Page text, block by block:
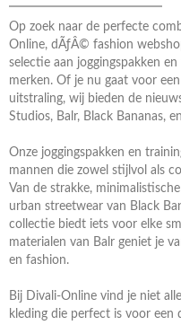
Op zoek naar de perfecte
Online, dÃƒÂ© fashion
selectie aan joggingspakken
merken. Of je nu gaat voor
uitstraling, wij bieden de
Studios, Balr, Black Bananas,
Onze joggingspakken en
mannen die zowel stijlvol als
Van de strakke,
urban streetwear van Black
collectie biedt iets voor elke
materialen van Balr geniet je
en fashion.
Bij Divali-Online vind je niet
kleding die perfect is voor een